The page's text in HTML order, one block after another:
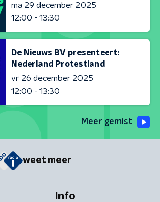
ma 29 december 2025
12:00 - 13:30
De Nieuws BV presenteert:
Nederland Protestland
vr 26 december 2025
12:00 - 13:30
Meer gemist
weet meer
Info